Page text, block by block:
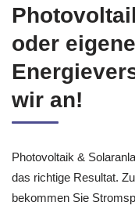
oder eigene
wir an!
Photovoltaik &
das richtige Resultat.
bekommen Sie